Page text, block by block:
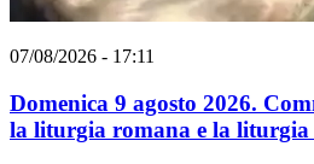
07/08/2026 - 17:11
Domenica 9 agosto 2026.
la liturgia romana e la liturgia